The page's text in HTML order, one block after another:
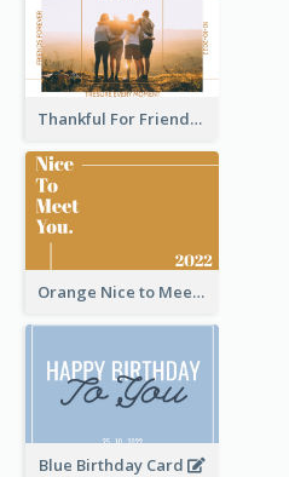
Thankful For Friendship Greeting Card
Orange Nice to Meet You Greeting Card
Blue Birthday Card